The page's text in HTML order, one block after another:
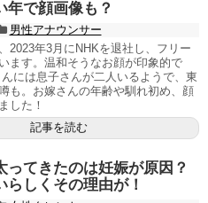
年で顔画像も？
男性アナウンサー
2023年3月にNHKを退社し、フリー
ます。温和そうなお顔が印象的で
には息子さんが二人いるようで、東
も。お嫁さんの年齢や馴れ初め、顔
した！
記事を読む
ってきたのは妊娠が原因？
らしくその理由が！